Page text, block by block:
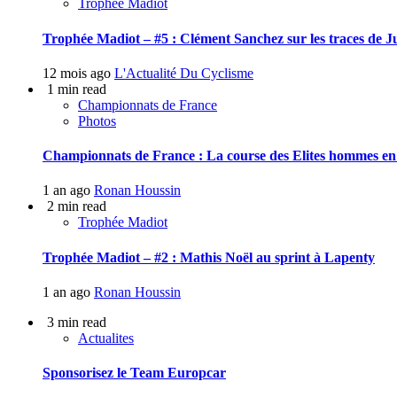
Trophée Madiot
Trophée Madiot – #5 : Clément Sanchez sur les traces de
12 mois ago L'Actualité Du Cyclisme
1 min read
Championnats de France
Photos
Championnats de France : La course des Elites hommes
1 an ago Ronan Houssin
2 min read
Trophée Madiot
Trophée Madiot – #2 : Mathis Noël au sprint à Lapenty
1 an ago Ronan Houssin
3 min read
Actualites
Sponsorisez le Team Europcar